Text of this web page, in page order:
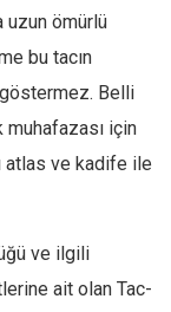
uzun ömürlü
bu tacın
Belli
için
atlas ve kadife ile
ve ilgili
ait olan Tac-